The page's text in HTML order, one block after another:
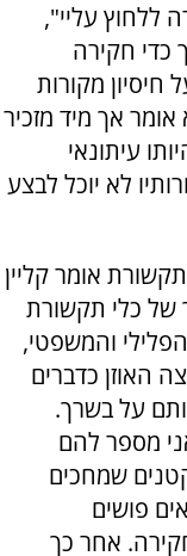
ללחוץ עליי",
כדי חקירה
מקורות
אך מיד מזכיר
עיתונאי
לא יוכל לבצע
אומר קליין
של כלי תקשורת
והמשפטי,
האוזן כדברים
על בשרך.
מספר להם
שמחכים
פושים
אחר כך